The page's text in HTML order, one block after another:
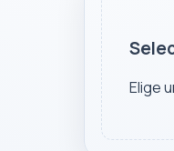
Elige